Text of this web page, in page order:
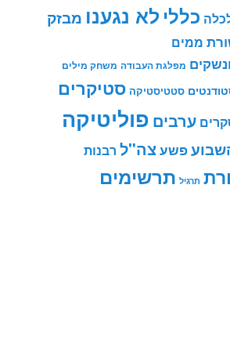
כללי לא נגענו מבזק
ממים
מפלגת העבודה משחק מילים
סטטיסטיקה סטיקרים
ערבים פוליטיקה
פשעצה"ל רבנות
תרגיל תרשימים